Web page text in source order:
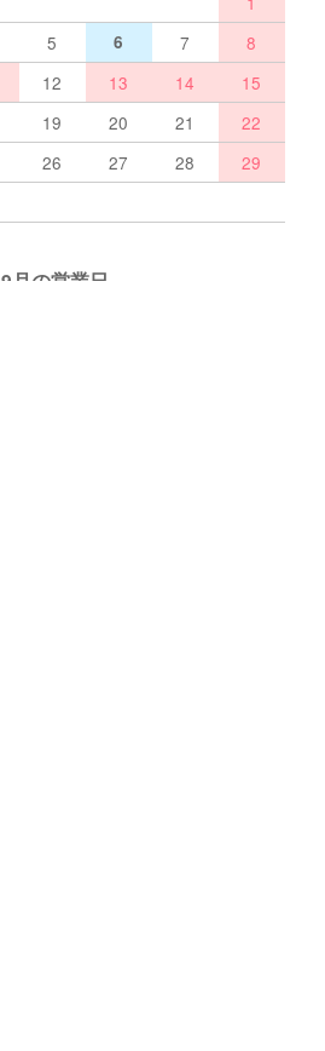
5 6 7
8
12 13 14
15
19 20 21
22
26 27 28
29
9月の営業日